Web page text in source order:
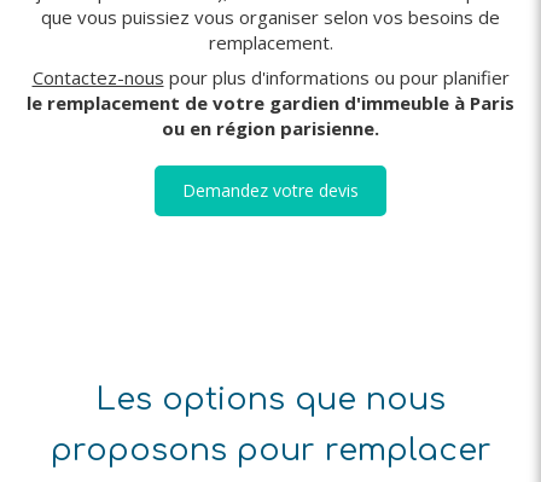
que vous puissiez vous organiser selon vos besoins de
remplacement.
Contactez-nous pour plus d'informations ou pour planifier
le remplacement de votre gardien d'immeuble à Paris
ou en région parisienne.
Demandez votre devis
Les options que nous
proposons pour remplacer